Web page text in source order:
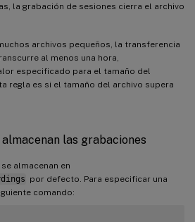
la grabación de sesiones cierra el archivo
archivos pequeños, la transferencia
al menos una hora,
especificado para el tamaño del
regla es si el tamaño del archivo supera
las grabaciones
almacenan en
por defecto. Para especificar una
comando: